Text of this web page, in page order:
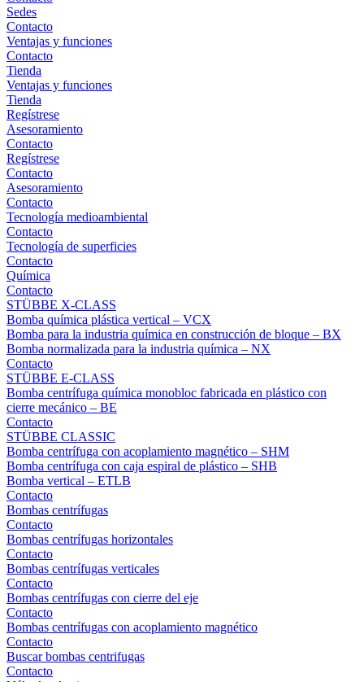
Sedes
Contacto
Ventajas y funciones
Contacto
Tienda
Ventajas y funciones
Tienda
Regístrese
Asesoramiento
Contacto
Regístrese
Contacto
Asesoramiento
Contacto
Tecnología medioambiental
Contacto
Tecnología de superficies
Contacto
Química
Contacto
STÜBBE X-CLASS
Bomba química plástica vertical – VCX
Bomba para la industria química en construcción de bloque – BX
Bomba normalizada para la industria química – NX
Contacto
STÜBBE E-CLASS
Bomba centrífuga química monobloc fabricada en plástico con
cierre mecánico – BE
Contacto
STÜBBE CLASSIC
Bomba centrífuga con acoplamiento magnético – SHM
Bomba centrífuga con caja espiral de plástico – SHB
Bomba vertical – ETLB
Contacto
Bombas centrífugas
Contacto
Bombas centrífugas horizontales
Contacto
Bombas centrífugas verticales
Contacto
Bombas centrífugas con cierre del eje
Contacto
Bombas centrífugas con acoplamiento magnético
Contacto
Buscar bombas centrifugas
Contacto